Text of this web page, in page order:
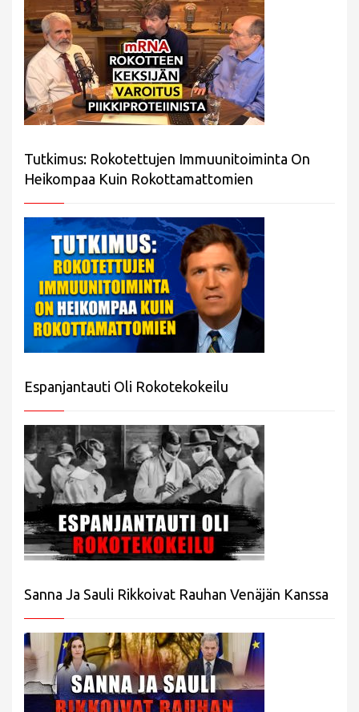
Tutkimus: Rokotettujen Immuunitoiminta On
Heikompaa Kuin Rokottamattomien
Espanjantauti Oli Rokotekokeilu
Sanna Ja Sauli Rikkoivat Rauhan Venäjän Kanssa